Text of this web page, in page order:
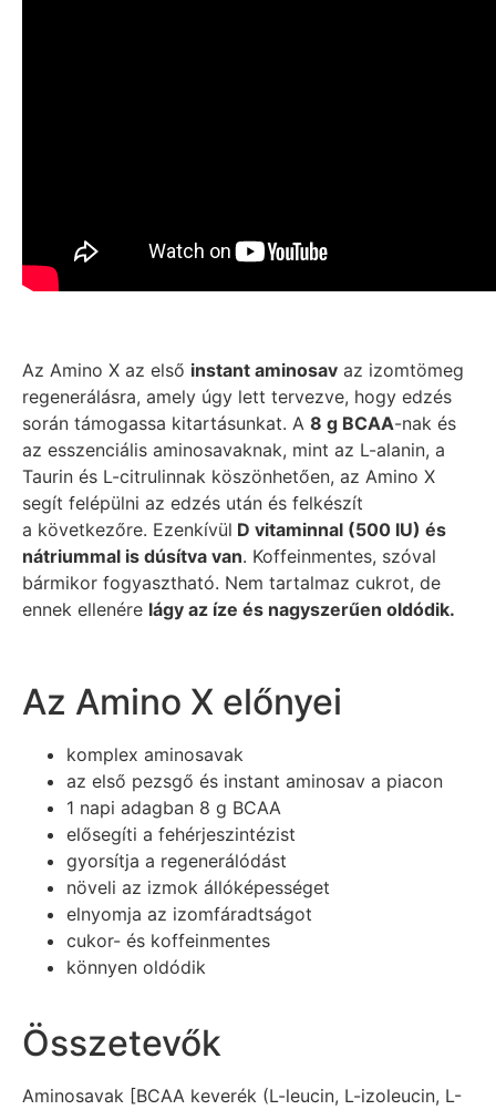
Az Amino X az első instant aminosav az izomtömeg
regenerálásra, amely úgy lett tervezve, hogy edzés
során támogassa kitartásunkat. A 8 g BCAA-nak és
az esszenciális aminosavaknak, mint az L-alanin, a
Taurin és L-citrulinnak köszönhetően, az Amino X
segít felépülni az edzés után és felkészít
a következőre. Ezenkívül D vitaminnal (500 IU) és
nátriummal is dúsítva van. Koffeinmentes, szóval
bármikor fogyasztható. Nem tartalmaz cukrot, de
ennek ellenére lágy az íze és nagyszerűen oldódik.
Az Amino X előnyei
komplex aminosavak
az első pezsgő és instant aminosav a piacon
1 napi adagban 8 g BCAA
elősegíti a fehérjeszintézist
gyorsítja a regenerálódást
növeli az izmok állóképességet
elnyomja az izomfáradtságot
cukor- és koffeinmentes
könnyen oldódik
Összetevők
Aminosavak [BCAA keverék (L-leucin, L-izoleucin, L-